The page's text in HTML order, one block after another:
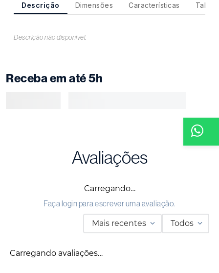
Descrição Dimensões Características
Descrição não disponível.
Receba em até 5h
Avaliações
Carregando…
Faça login para escrever uma avaliação.
Mais recentes Todos
Carregando avaliações…